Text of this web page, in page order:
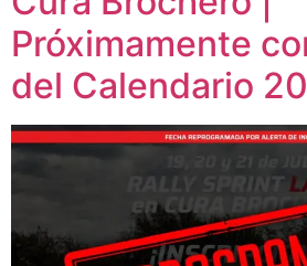
Próximamente
del Calendario